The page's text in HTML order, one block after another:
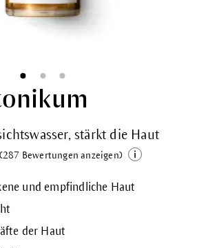
stärkt die Haut
von 4.9 von 5 Sternen
(287 Bewertungen anzeigen)
und empfindliche Haut
der Haut